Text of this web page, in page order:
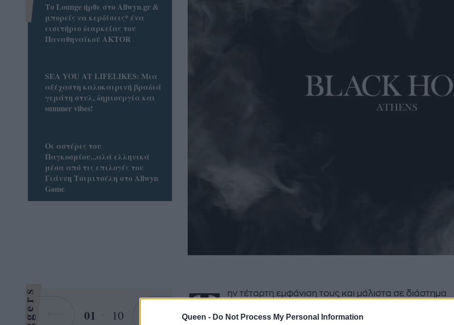
Queen - Do Not Process My Personal Information
Τ
ην τέταρτη εμφάνιση τους και μάλιστα σε διάστημα
οι Ιταλοί σούπερ σταρ Djs «Mathame» στο Black Hole.
Το Lounge ήρθε στο Allwyn.gr &
μπορείς να κερδίσεις* ένα
εισιτήριο διαρκείας του
Παναθηναϊκού AKTOR
SEA YOU AT LIFELIKES: Μια
αξέχαστη καλοκαιρινή βραδιά
γεμάτη στυλ, δημιουργία και
summer vibes!
Οι αστέρες του
Παγκοσμίου...αλά ελληνικά
μέσα από τις επιλογές του
Γιάννη Τσιμιτσέλη στο Allwyn
Game
01 10